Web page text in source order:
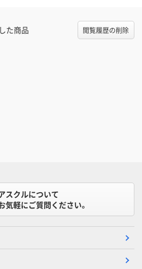
た商品 閲覧履歴の削除
スクルについて
気軽にご質問ください。